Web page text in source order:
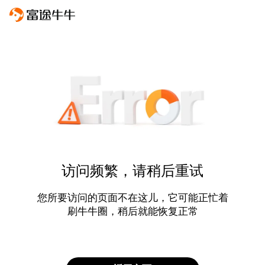
访问频繁，请稍后重试
您所要访问的页面不在这儿，它可能正忙着
刷牛牛圈，稍后就能恢复正常